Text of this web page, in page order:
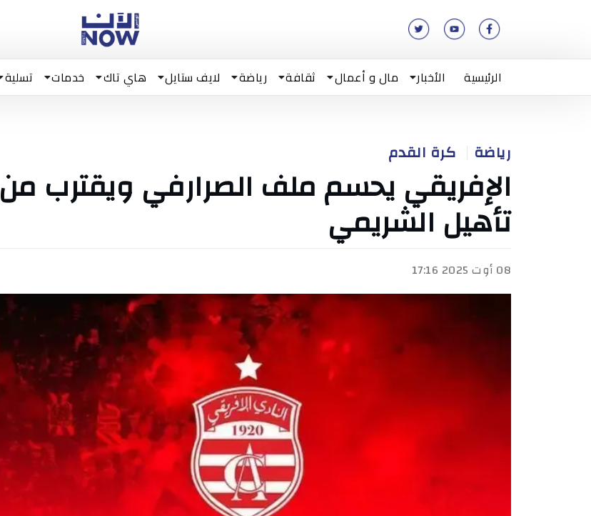
الرئيسية الأخبار مال و أعمال ثقافة رياضة لايف ستايل هاي تاك خدمات تسلية
رياضة كرة القدم
الإفريقي يحسم ملف الصرارفي ويقترب من
تأهيل الشريمي
08 أوت 2025 17:16